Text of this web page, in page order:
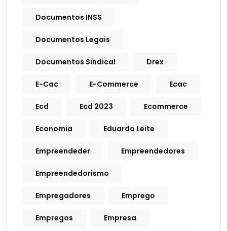
Documentos INSS
Documentos Legais
Documentos Sindical Drex
E-Cac E-Commerce Ecac
Ecd Ecd 2023 Ecommerce
Economia Eduardo Leite
Empreendeder Empreendedores
Empreendedorismo
Empregadores Emprego
Empregos Empresa